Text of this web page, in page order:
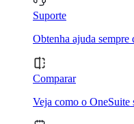
Suporte
Obtenha ajuda sempre
Comparar
Veja como o OneSuite